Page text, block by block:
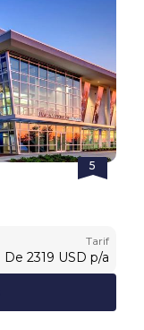
5
Tarif
De 2319 USD p/a